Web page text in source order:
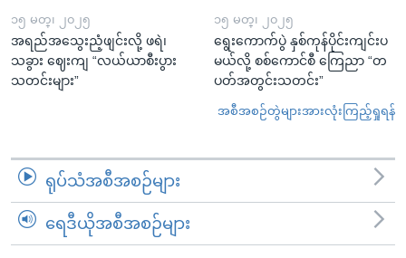
၁၅ မတ္၊ ၂၀၂၅
အရည်အသွေးညံ့ဖျင်းလို့ ဖရဲ၊
သခွား ဈေးကျ “လယ်ယာစီးပွား
သတင်းများ”
၁၅ မတ္၊ ၂၀၂၅
ရွေးကောက်ပွဲ နှစ်ကုန်ပိုင်းကျင်းပ
မယ်လို့ စစ်ကောင်စီ ကြေညာ “တ
ပတ်အတွင်းသတင်း”
အစီအစဉ်တွဲများအားလုံးကြည့်ရှုရန်
ရုပ်သံအစီအစဉ်များ
ရေဒီယိုအစီအစဉ်များ